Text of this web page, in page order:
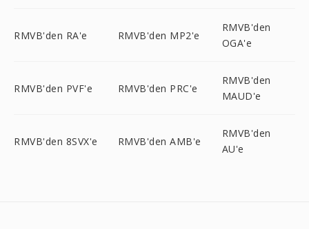
RMVB'den RA'e RMVB'den MP2'e
RMVB'den
OGA'e
RMVB'den PVF'e RMVB'den PRC'e
RMVB'den
MAUD'e
RMVB'den 8SVX'e RMVB'den AMB'e
RMVB'den
AU'e